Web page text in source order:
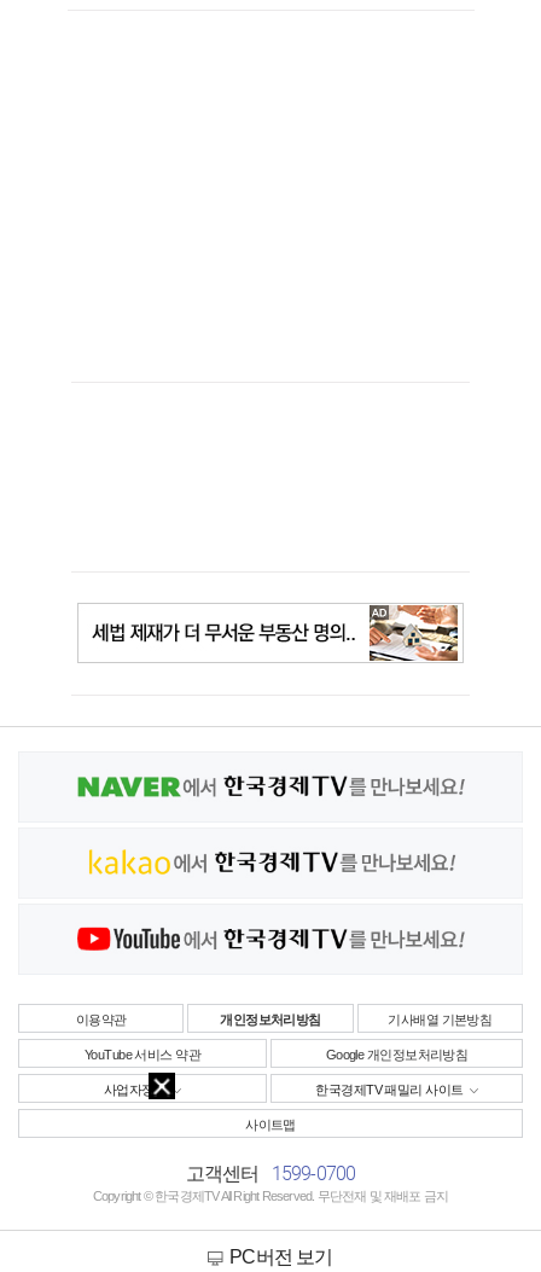
이용약관 개인정보처리방침 기사배열 기본방침
YouTube 서비스 약관 Google 개인정보처리방침
사업자정보 한국경제TV 패밀리 사이트
사이트맵
고객센터 1599-0700
Copyright © 한국경제TV All Right Reserved. 무단전재 및 재배포 금지
PC버전 보기